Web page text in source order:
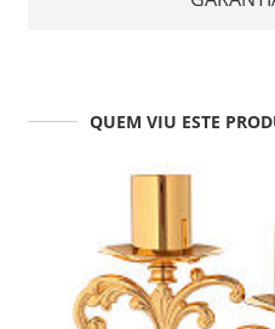
QUEM VIU ESTE